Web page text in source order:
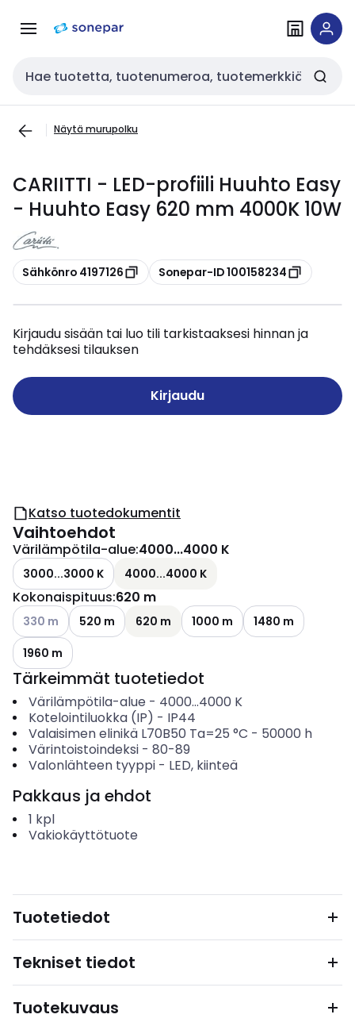
navigointiinsisältöön
Haku
Näytä murupolku
CARIITTI - LED-profiili Huuhto Easy
- Huuhto Easy 620 mm 4000K 10W
Kopioi
Sähkönro 4197126 Kopioi
Sonepar-ID 100158234
Kirjaudu sisään tai luo tili tarkistaaksesi hinnan ja
tehdäksesi tilauksen
Kirjaudu
Katso tuotedokumentit
Vaihtoehdot
Värilämpötila-alue:4000...4000 K
3000...3000 K 4000...4000 K
Kokonaispituus:620 m
Katso käytettävissä olevat vaihtoehdot
330 m 520 m 620 m 1000 m
1480 m
1960 m
Tärkeimmät tuotetiedot
Värilämpötila-alue - 4000...4000 K
Kotelointiluokka (IP) - IP44
Valaisimen elinikä L70B50 Ta=25 °C - 50000 h
Värintoistoindeksi- 80-89
Valonlähteen tyyppi- LED, kiinteä
Pakkaus ja ehdot
1 kpl
Vakiokäyttötuote
Tuotetiedot
Tekniset tiedot
Tuotekuvaus